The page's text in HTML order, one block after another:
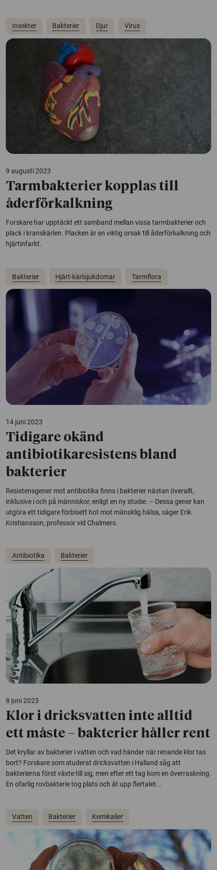
Insekter Bakterier Djur Virus
9 augusti 2023
Tarmbakterier kopplas till
åderförkalkning
Forskare har upptäckt ett samband mellan vissa tarmbakterier och
plack i kranskärlen. Placken är en viktig orsak till åderförkalkning och
hjärtinfarkt.
Bakterier Hjärt-kärlsjukdomar Tarmflora
14 juni 2023
Tidigare okänd
antibiotikaresistens bland
bakterier
Resistensgener mot antibiotika finns i bakterier nästan överallt,
inklusive i och på människor, enligt en ny studie. – Dessa gener kan
utgöra ett tidigare förbisett hot mot mänsklig hälsa, säger Erik
Kristiansson, professor vid Chalmers.
Antibiotika Bakterier
8 juni 2023
Klor i dricksvatten inte alltid
ett måste – bakterier håller rent
Det kryllar av bakterier i vatten och vad händer när renande klor tas
bort? Forskare som studerat dricksvatten i Halland såg att
bakterierna först växte till sig, men efter ett tag kom en överraskning.
En ofarlig rovbakterie tog plats och åt upp flertalet...
Vatten Bakterier Kemikalier